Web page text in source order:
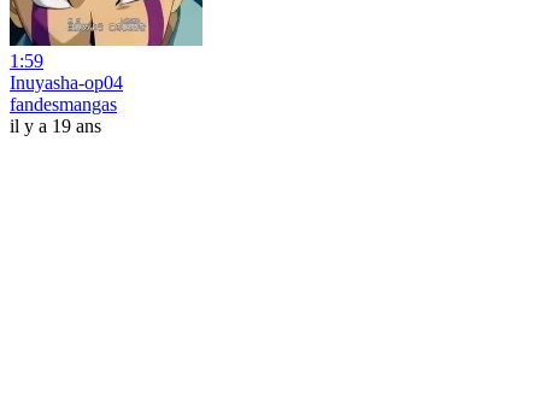
1:59
Inuyasha-op04
fandesmangas
il y a 19 ans